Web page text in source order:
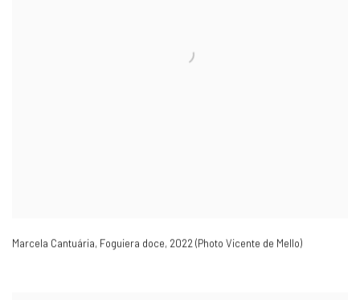
Marcela Cantuária, Foguiera doce, 2022 (Photo Vicente de Mello)